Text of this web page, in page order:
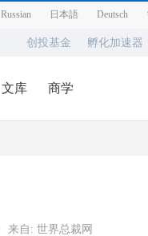
Russian 日本語 Deutsch
创投基金 孵化加速器
文库 商学
来自: 世界总裁网